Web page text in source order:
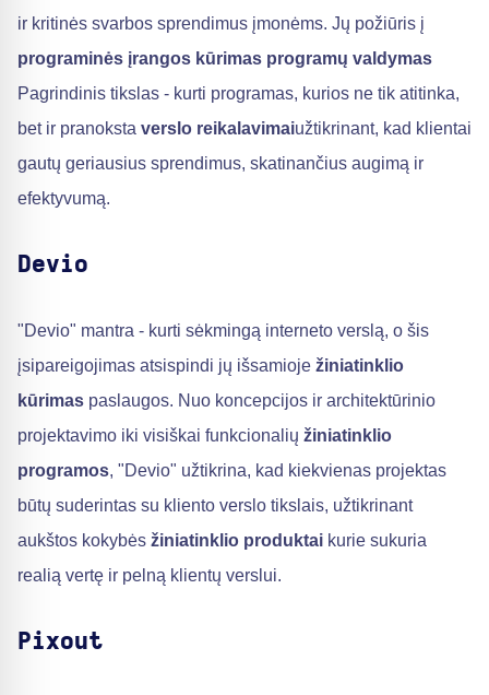
ir kritinės svarbos sprendimus įmonėms. Jų požiūris į
programinės įrangos kūrimas programų valdymas
Pagrindinis tikslas - kurti programas, kurios ne tik atitinka,
bet ir pranoksta verslo reikalavimaiužtikrinant, kad klientai
gautų geriausius sprendimus, skatinančius augimą ir
efektyvumą.
Devio
"Devio" mantra - kurti sėkmingą interneto verslą, o šis
įsipareigojimas atsispindi jų išsamioje žiniatinklio
kūrimas paslaugos. Nuo koncepcijos ir architektūrinio
projektavimo iki visiškai funkcionalių žiniatinklio
programos, "Devio" užtikrina, kad kiekvienas projektas
būtų suderintas su kliento verslo tikslais, užtikrinant
aukštos kokybės žiniatinklio produktai kurie sukuria
realią vertę ir pelną klientų verslui.
Pixout